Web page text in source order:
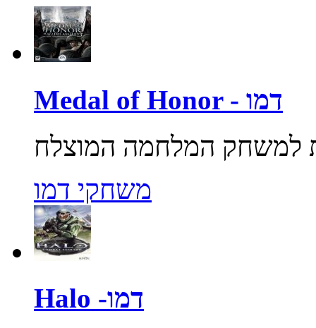
Medal of Honor - דמו
משחקי דמו
Halo -דמו